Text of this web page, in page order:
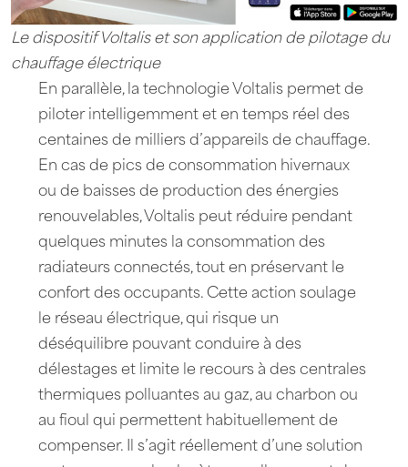
Le dispositif Voltalis et son application de pilotage du
chauffage électrique
En parallèle, la technologie Voltalis permet de
piloter intelligemment et en temps réel des
centaines de milliers d’appareils de chauffage.
En cas de pics de consommation hivernaux
ou de baisses de production des énergies
renouvelables, Voltalis peut réduire pendant
quelques minutes la consommation des
radiateurs connectés, tout en préservant le
confort des occupants. Cette action soulage
le réseau électrique, qui risque un
déséquilibre pouvant conduire à des
délestages et limite le recours à des centrales
thermiques polluantes au gaz, au charbon ou
au fioul qui permettent habituellement de
compenser. Il s’agit réellement d’une solution